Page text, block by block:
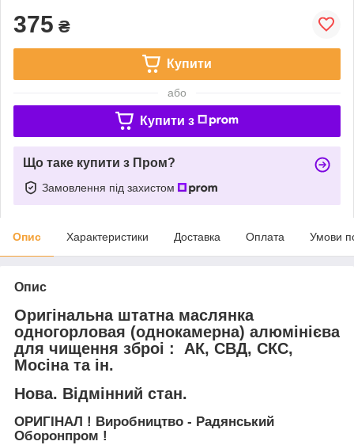
375 ₴
Купити
або
Купити з
Що таке купити з Пром?
Замовлення під захистом
Опис Характеристики Доставка Оплата Умови
Опис
Оригінальна штатна маслянка
одногорловая (однокамерна) алюмінієва
для чищення зброі : АК, СВД, СКС,
Мосіна та ін.
Нова. Відмінний стан.
ОРИГІНАЛ ! Виробництво - Радянський
Оборонпром !